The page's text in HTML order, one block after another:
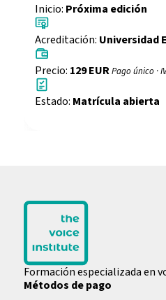
Inicio: Próxima edición
Acreditación: Universidad
Precio: 129 EURPago único ·
Estado: Matrícula abierta
Formación especializada en
Métodos de pago